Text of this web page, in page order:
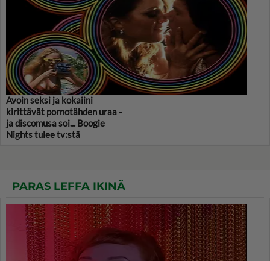
Avoin seksi ja kokaiini
kirittävät pornotähden uraa -
ja discomusa soi... Boogie
Nights tulee tv:stä
PARAS LEFFA IKINÄ